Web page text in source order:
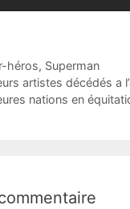
héros, Superman
artistes décédés a
nations en